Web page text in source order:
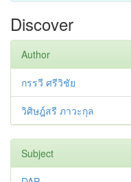
Discover
Author
กรรวี ศรีวิชัย
วิศิษฎ์สรี ภาวะกุล
Subject